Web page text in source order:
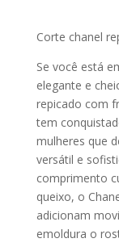
Corte chanel
Se você está
elegante e
repicado com
tem
mulheres que
versátil e
comprimento
queixo, o
adicionam
emoldura o